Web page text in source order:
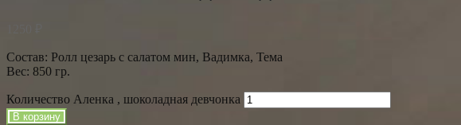
Состав: Ролл цезарь с салатом мин, Вадимка, Тема
Вес: 850 гр.
Количество Аленка , шоколадная девчонка
В корзину